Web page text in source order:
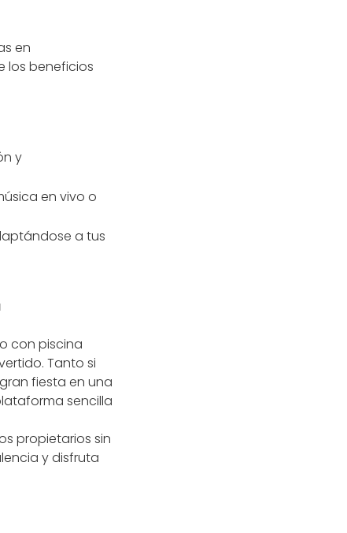
en
los beneficios
y
en vivo o
a tus
con piscina
Tanto si
fiesta en una
sencilla
propietarios sin
y disfruta